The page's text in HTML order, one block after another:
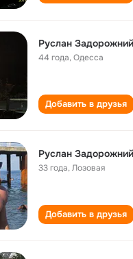
Руслан Задорожний
44 года,Одесса
Добавить в друзья
Руслан Задорожний
33 года,Лозовая
Добавить в друзья